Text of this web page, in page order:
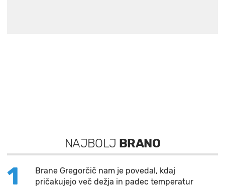
NAJBOLJ BRANO
1
Brane Gregorčič nam je povedal, kdaj
pričakujejo več dežja in padec temperatur